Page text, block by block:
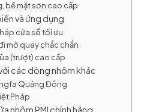
bề mặt sơn cao cấp
và ứng dụng
cửa sổ tối ưu
mở quay chắc chắn
(trượt) cao cấp
các dòng nhôm khác
Quảng Đông
Pháp
nhôm PMI chính hãng